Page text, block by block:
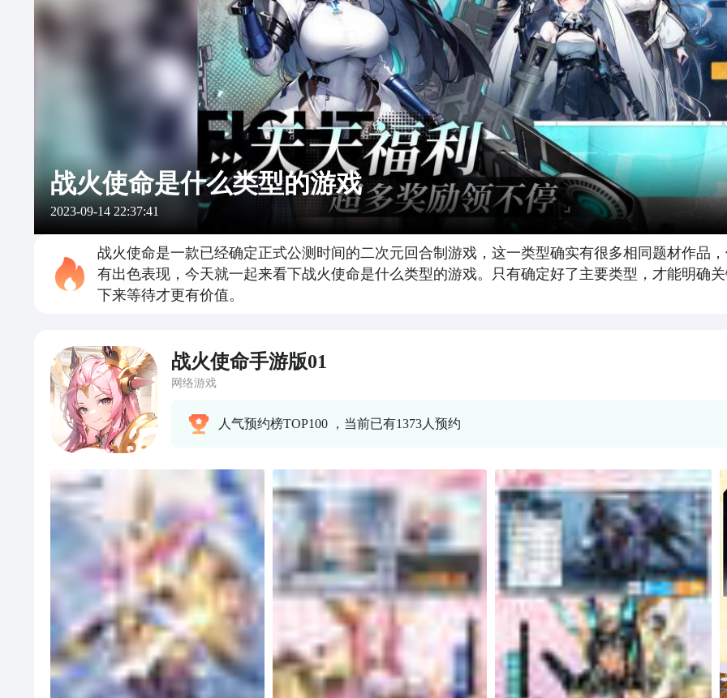
战火使命是什么类型的游戏
2023-09-14 22:37:41
战火使命是一款已经确定正式公测时间的二次元回合制游戏，这一类型确实有很多相同题材作品
有出色表现，今天就一起来看下战火使命是什么类型的游戏。只有确定好了主要类型，才能明确
下来等待才更有价值。
战火使命手游版01
网络游戏
人气预约榜TOP100 ，当前已有1373人预约